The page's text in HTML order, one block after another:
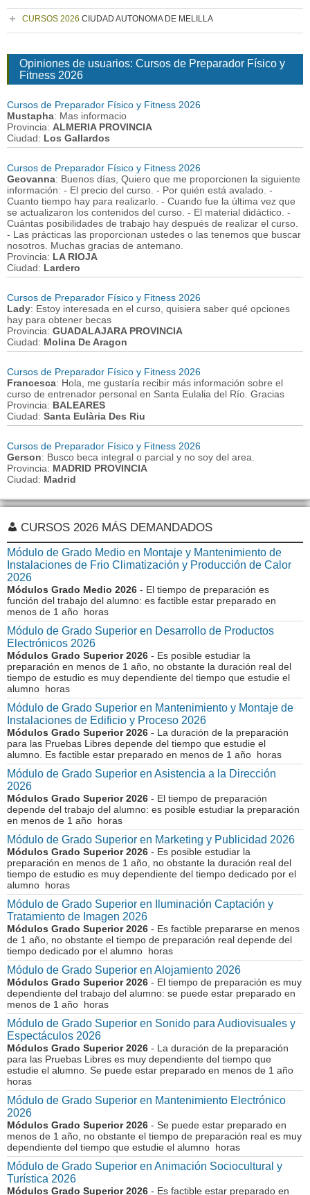
CURSOS 2026 CIUDAD AUTONOMA DE MELILLA
Opiniones de usuarios: Cursos de Preparador Físico y
Fitness 2026
Cursos de Preparador Físico y Fitness 2026
Mustapha: Mas informacio
Provincia: ALMERIA PROVINCIA
Ciudad: Los Gallardos
Cursos de Preparador Físico y Fitness 2026
Geovanna: Buenos días, Quiero que me proporcionen la siguiente
información: - El precio del curso. - Por quién está avalado. -
Cuanto tiempo hay para realizarlo. - Cuando fue la última vez que
se actualizaron los contenidos del curso. - El material didáctico. -
Cuántas posibilidades de trabajo hay después de realizar el curso.
- Las prácticas las proporcionan ustedes o las tenemos que buscar
nosotros. Muchas gracias de antemano.
Provincia: LA RIOJA
Ciudad: Lardero
Cursos de Preparador Físico y Fitness 2026
Lady: Estoy interesada en el curso, quisiera saber qué opciones
hay para obtener becas
Provincia: GUADALAJARA PROVINCIA
Ciudad: Molina De Aragon
Cursos de Preparador Físico y Fitness 2026
Francesca: Hola, me gustaría recibir más información sobre el
curso de entrenador personal en Santa Eulalia del Río. Gracias
Provincia: BALEARES
Ciudad: Santa Eulària Des Riu
Cursos de Preparador Físico y Fitness 2026
Gerson: Busco beca integral o parcial y no soy del area.
Provincia: MADRID PROVINCIA
Ciudad: Madrid
CURSOS 2026 MÁS DEMANDADOS
Módulo de Grado Medio en Montaje y Mantenimiento de
Instalaciones de Frio Climatización y Producción de Calor
2026
Módulos Grado Medio 2026 - El tiempo de preparación es
función del trabajo del alumno: es factible estar preparado en
menos de 1 año horas
Módulo de Grado Superior en Desarrollo de Productos
Electrónicos 2026
Módulos Grado Superior 2026 - Es posible estudiar la
preparación en menos de 1 año, no obstante la duración real del
tiempo de estudio es muy dependiente del tiempo que estudie el
alumno horas
Módulo de Grado Superior en Mantenimiento y Montaje de
Instalaciones de Edificio y Proceso 2026
Módulos Grado Superior 2026 - La duración de la preparación
para las Pruebas Libres depende del tiempo que estudie el
alumno. Es factible estar preparado en menos de 1 año horas
Módulo de Grado Superior en Asistencia a la Dirección
2026
Módulos Grado Superior 2026 - El tiempo de preparación
depende del trabajo del alumno: es posible estudiar la preparación
en menos de 1 año horas
Módulo de Grado Superior en Marketing y Publicidad 2026
Módulos Grado Superior 2026 - Es posible estudiar la
preparación en menos de 1 año, no obstante la duración real del
tiempo de estudio es muy dependiente del tiempo dedicado por el
alumno horas
Módulo de Grado Superior en Iluminación Captación y
Tratamiento de Imagen 2026
Módulos Grado Superior 2026 - Es factible prepararse en menos
de 1 año, no obstante el tiempo de preparación real depende del
tiempo dedicado por el alumno horas
Módulo de Grado Superior en Alojamiento 2026
Módulos Grado Superior 2026 - El tiempo de preparación es muy
dependiente del trabajo del alumno: se puede estar preparado en
menos de 1 año horas
Módulo de Grado Superior en Sonido para Audiovisuales y
Espectáculos 2026
Módulos Grado Superior 2026 - La duración de la preparación
para las Pruebas Libres es muy dependiente del tiempo que
estudie el alumno. Se puede estar preparado en menos de 1 año
horas
Módulo de Grado Superior en Mantenimiento Electrónico
2026
Módulos Grado Superior 2026 - Se puede estar preparado en
menos de 1 año, no obstante el tiempo de preparación real es muy
dependiente del tiempo que estudie el alumno horas
Módulo de Grado Superior en Animación Sociocultural y
Turística 2026
Módulos Grado Superior 2026 - Es factible estar preparado en